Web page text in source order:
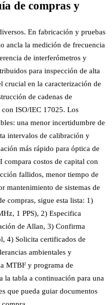
de compras y
En fabricación y pruebas
ancla la medición de frecuencia
de interferómetros y
para inspección de alta
crucial en la caracterización de
de cadenas de
ISO/IEC 17025. Los
una menor incertidumbre de
intervalos de calibración y
más rápido para óptica de
costos de capital con
fallidos, menor tiempo de
mantenimiento de sistemas de
compras, sigue esta lista: 1)
1 PPS), 2) Especifica
de Allan, 3) Confirma
4) Solicita certificados de
ambientales y
MTBF y programa de
la tabla a continuación para una
que pueda guiar documentos